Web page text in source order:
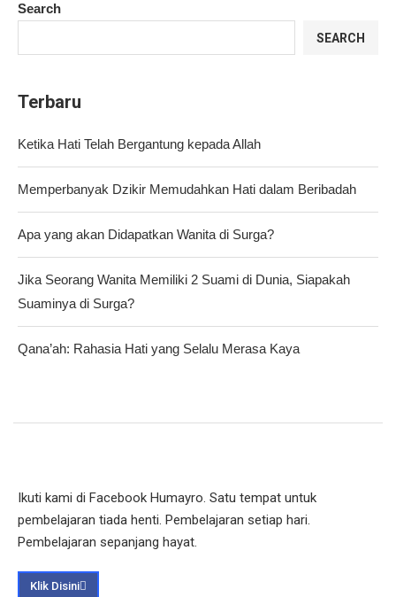
Search
SEARCH
Terbaru
Ketika Hati Telah Bergantung kepada Allah
Memperbanyak Dzikir Memudahkan Hati dalam Beribadah
Apa yang akan Didapatkan Wanita di Surga?
Jika Seorang Wanita Memiliki 2 Suami di Dunia, Siapakah
Suaminya di Surga?
Qana’ah: Rahasia Hati yang Selalu Merasa Kaya
Ikuti kami di Facebook Humayro. Satu tempat untuk
pembelajaran tiada henti. Pembelajaran setiap hari.
Pembelajaran sepanjang hayat.
Klik Disini